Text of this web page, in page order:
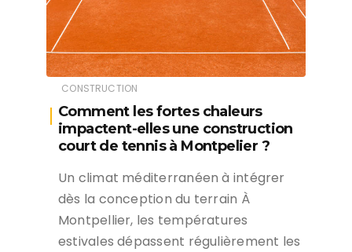
CONSTRUCTION
Comment les fortes chaleurs
impactent-elles une construction
court de tennis à Montpelier ?
Un climat méditerranéen à intégrer
dès la conception du terrain À
Montpellier, les températures
estivales dépassent régulièrement les